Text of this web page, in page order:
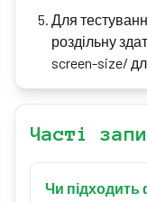
Для
роздільну
screen-size/
Часті
Чи підходить